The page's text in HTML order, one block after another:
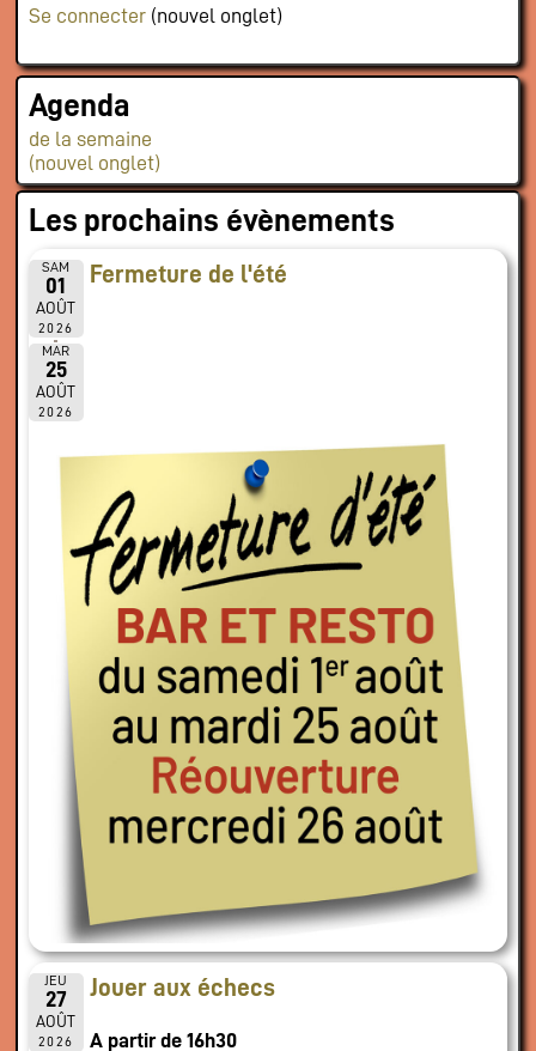
Se connecter(nouvel onglet)
Agenda
de la semaine
(nouvel onglet)
Les prochains évènements
SAM
01
AOÛT
2026
MAR
25
AOÛT
2026
Fermeture de l'été
JEU
27
AOÛT
2026
Jouer aux échecs
A partir de 16h30